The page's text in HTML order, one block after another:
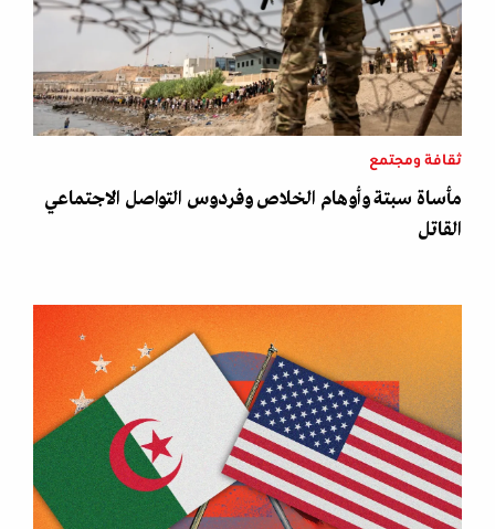
ثقافة ومجتمع
مأساة سبتة وأوهام الخلاص وفردوس التواصل الاجتماعي
القاتل